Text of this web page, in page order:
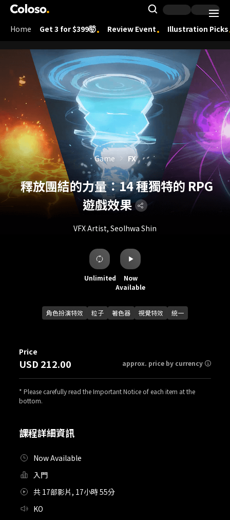
Coloso.
Search
Coloso Menu
Home Get 3 for $399🤯 Review Event Illustration Picks
釋放團結的力量：14 種獨特的 RPG
遊戲效果
VFX Artist, Seolhwa Shin
Game FX
Unlimited
Now
Available
角色扮演特效 粒子 著色器 視覺特效 統一
課程詳細資訊
Now Available
入門
共 17部影片, 17小時 55分
KO
Price
USD 212.00 approx. price by currency
* Please carefully read the Important Notice of each item at the
bottom.